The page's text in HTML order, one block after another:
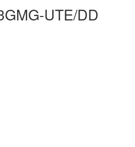
UTE/DD